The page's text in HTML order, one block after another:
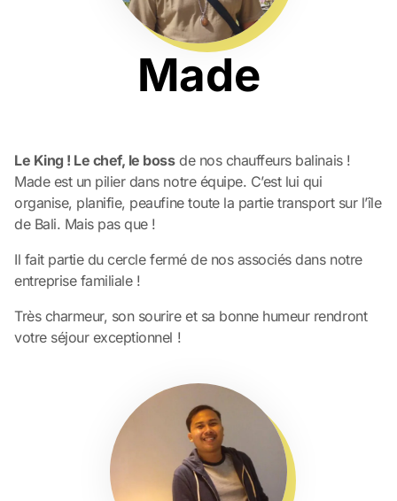
Made
Le King ! Le chef, le bossde nos chauffeurs balinais !
Made est un pilier dans notre équipe. C’est lui qui
organise, planifie, peaufine toute la partie transport sur l’île
de Bali. Mais pas que !
Il fait partie du cercle fermé de nos associés dans notre
entreprise familiale !
Très charmeur, son sourire et sa bonne humeur rendront
votre séjour exceptionnel !